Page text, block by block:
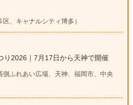
、キャナルシティ博多）
り2026｜7月17日から天神で開催
ふれあい広場、天神、福岡市、中央